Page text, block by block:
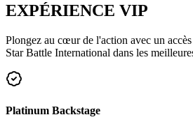
EXPÉRIENCE VIP
Plongez au cœur de l'action avec un
Star Battle International dans les
Platinum Backstage